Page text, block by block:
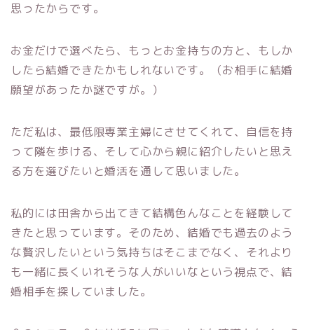
思ったからです。
お金だけで選べたら、もっとお金持ちの方と、もしか
したら結婚できたかもしれないです。（お相手に結婚
願望があったか謎ですが。）
ただ私は、最低限専業主婦にさせてくれて、自信を持
って隣を歩ける、そして心から親に紹介したいと思え
る方を選びたいと婚活を通して思いました。
私的には田舎から出てきて結構色んなことを経験して
きたと思っています。そのため、結婚でも過去のよう
な贅沢したいという気持ちはそこまでなく、それより
も一緒に長くいれそうな人がいいなという視点で、結
婚相手を探していました。